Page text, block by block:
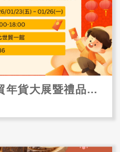
2026世貿年貨大展暨禮品贈品展